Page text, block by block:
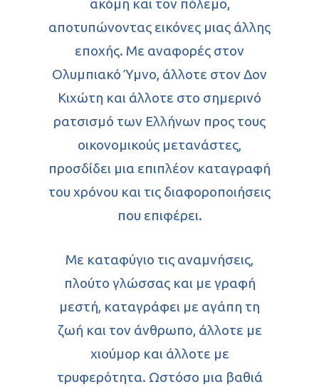
ακόμη και τον πόλεμο,
αποτυπώνοντας εικόνες μιας άλλης
εποχής. Με αναφορές στον
Ολυμπιακό Ύμνο, άλλοτε στον Δον
Κιχώτη και άλλοτε στο σημερινό
ρατσισμό των Ελλήνων προς τους
οικονομικούς μετανάστες,
προσδίδει μια επιπλέον καταγραφή
του χρόνου και τις διαφοροποιήσεις
που επιφέρει.
Με καταφύγιο τις αναμνήσεις,
πλούτο γλώσσας και με γραφή
μεστή, καταγράφει με αγάπη τη
ζωή και τον άνθρωπο, άλλοτε με
χιούμορ και άλλοτε με
τρυφερότητα. Ωστόσο μια βαθιά
Αρχική
Βιογραφικό
Βιβλία
Κριτικές
Πεζογραφία
Ποίηση
Εικαστικά
Θεάματα
Θέατρο & Τέχνες
Συνεντεύξεις
Παρουσιάσεις
Αρχείο
Επικοινωνία